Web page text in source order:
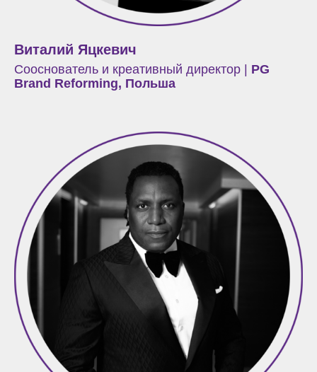
Виталий Яцкевич
Сооснователь и креативный директор | PG
Brand Reforming, Польша